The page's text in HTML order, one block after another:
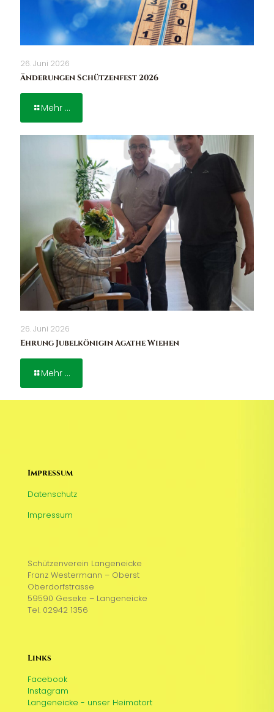
26. Juni 2026
Änderungen Schützenfest 2026
Mehr ...
26. Juni 2026
Ehrung Jubelkönigin Agathe Wiehen
Mehr ...
Impressum
Datenschutz
Impressum
Schützenverein Langeneicke
Franz Westermann – Oberst
Oberdorfstrasse
59590 Geseke – Langeneicke
Tel. 02942 1356
Links
Facebook
Instagram
Langeneicke - unser Heimatort